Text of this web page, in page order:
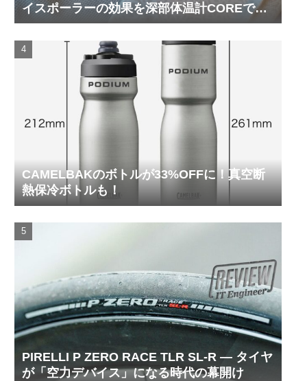
イスポーラーの効果を深部体温計COREで測
ってみた
CAMELBAKのボトルが33%OFFに！真空断
熱保冷ボトルも！
PIRELLI P ZERO RACE TLR SL-R ― タイヤ
が「空力デバイス」になる時代の幕開け